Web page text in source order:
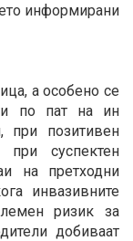
информирани
а особено се
по пат на ин
при позитивен
при суспектен
на претходни
инвазивните
ризик за
добиваат